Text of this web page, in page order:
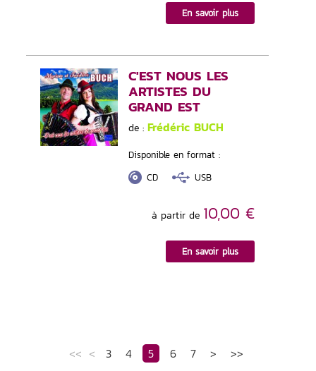
En savoir plus
C'EST NOUS LES
ARTISTES DU
GRAND EST
de : Frédéric BUCH
Disponible en format :
CD
USB
à partir de 10,00 €
En savoir plus
<< < 3 4 5 6 7 > >>